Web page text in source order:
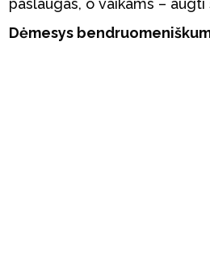
paslaugas, o vaikams –
Dėmesys